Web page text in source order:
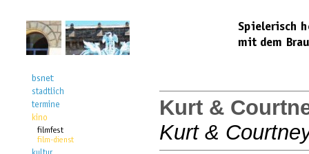
Kurt &
Kurt &